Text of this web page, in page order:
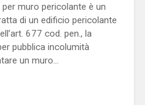
muro pericolante è un
di un edificio pericolante
677 cod. pen., la
pubblica incolumità
un muro…